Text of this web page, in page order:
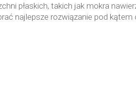
płaskich, takich jak mokra
najlepsze rozwiązanie pod